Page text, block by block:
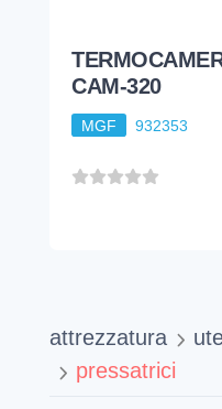
CAM-320
MGF 932353
attrezzatura
pressatrici